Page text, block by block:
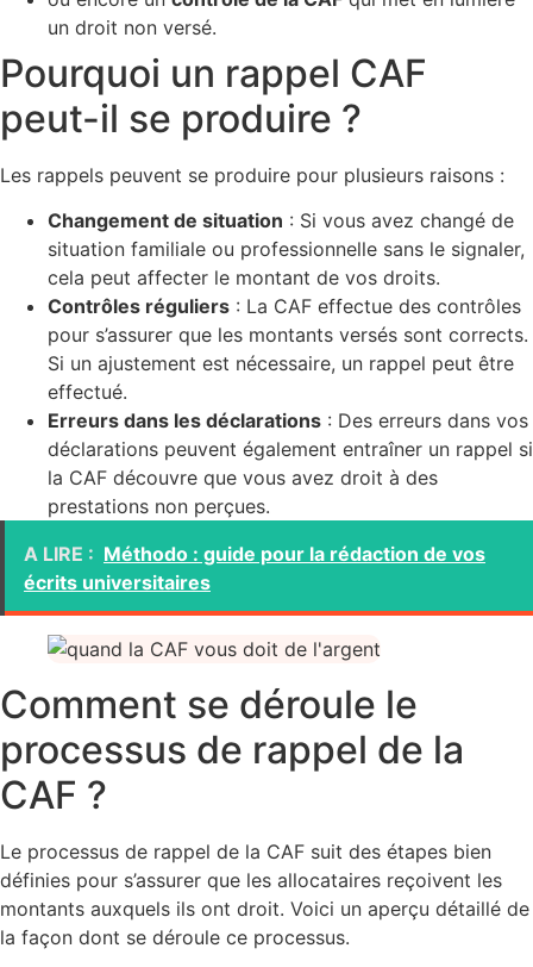
un droit non versé.
Pourquoi un rappel CAF
peut-il se produire ?
Les rappels peuvent se produire pour plusieurs raisons :
Changement de situation : Si vous avez changé de
situation familiale ou professionnelle sans le signaler,
cela peut affecter le montant de vos droits.
Contrôles réguliers : La CAF effectue des contrôles
pour s’assurer que les montants versés sont corrects.
Si un ajustement est nécessaire, un rappel peut être
effectué.
Erreurs dans les déclarations : Des erreurs dans vos
déclarations peuvent également entraîner un rappel si
la CAF découvre que vous avez droit à des
prestations non perçues.
A LIRE : Méthodo : guide pour la rédaction de vos
écrits universitaires
Comment se déroule le
processus de rappel de la
CAF ?
Le processus de rappel de la CAF suit des étapes bien
définies pour s’assurer que les allocataires reçoivent les
montants auxquels ils ont droit. Voici un aperçu détaillé de
la façon dont se déroule ce processus.